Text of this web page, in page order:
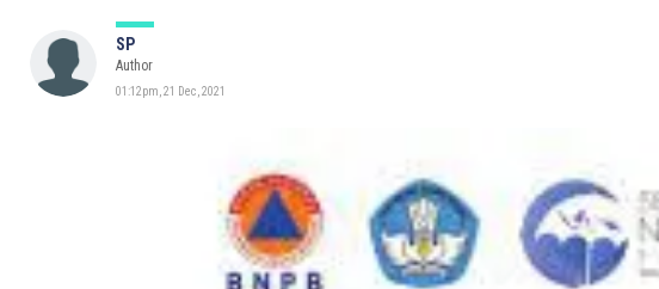
SP
Author
01:12pm, 21 Dec, 2021